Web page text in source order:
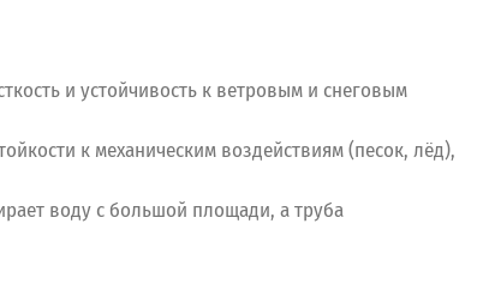
и устойчивость к ветровым и снеговым
к механическим воздействиям (песок, лёд),
воду с большой площади, а труба